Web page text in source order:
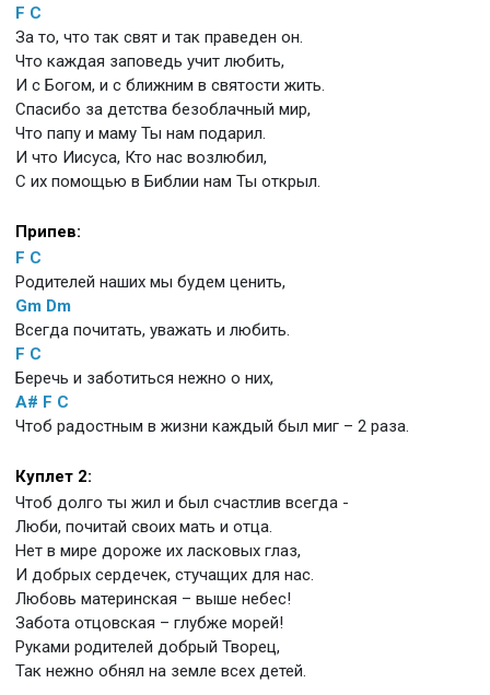
F C
За то, что так свят и так праведен он.
Что каждая заповедь учит любить,
И с Богом, и с ближним в святости жить.
Спасибо за детства безоблачный мир,
Что папу и маму Ты нам подарил.
И что Иисуса, Кто нас возлюбил,
С их помощью в Библии нам Ты открыл.
Припев:
F C
Родителей наших мы будем ценить,
Gm Dm
Всегда почитать, уважать и любить.
F C
Беречь и заботиться нежно о них,
A# F C
Чтоб радостным в жизни каждый был миг – 2 раза.
Куплет 2:
Чтоб долго ты жил и был счастлив всегда -
Люби, почитай своих мать и отца.
Нет в мире дороже их ласковых глаз,
И добрых сердечек, стучащих для нас.
Любовь материнская – выше небес!
Забота отцовская – глубже морей!
Руками родителей добрый Творец,
Так нежно обнял на земле всех детей.